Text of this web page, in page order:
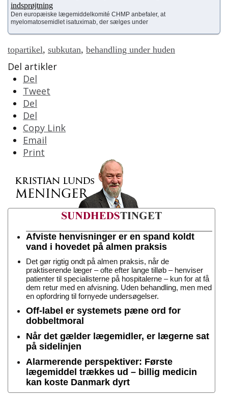
indsprøjtning
Den europæiske lægemiddelkomité CHMP anbefaler, at
myelomatosemidlet isatuximab, der sælges under
topartikel, subkutan, behandling under huden
Del artikler
Del
Tweet
Del
Del
Copy Link
Email
Print
Afviste henvisninger er en spand koldt
vand i hovedet på almen praksis
Det gør rigtig ondt på almen praksis, når de
praktiserende læger – ofte efter lange tilløb – henviser
patienter til specialisterne på hospitalerne – kun for at få
dem retur med en afvisning. Uden behandling, men med
en opfordring til fornyede undersøgelser.
Off-label er systemets pæne ord for
dobbeltmoral
Når det gælder lægemidler, er lægerne sat
på sidelinjen
Alarmerende perspektiver: Første
lægemiddel trækkes ud – billig medicin
kan koste Danmark dyrt